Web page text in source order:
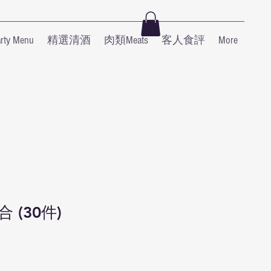
Menu 精選清酒 肉類Meats 客人食評 More
(30件)